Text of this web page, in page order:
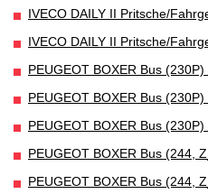
IVECO DAILY II Pritsche/
IVECO DAILY II Pritsche/
PEUGEOT BOXER Bus
PEUGEOT BOXER Bus
PEUGEOT BOXER Bus (230P)
PEUGEOT BOXER Bus (244,
PEUGEOT BOXER Bus (244,